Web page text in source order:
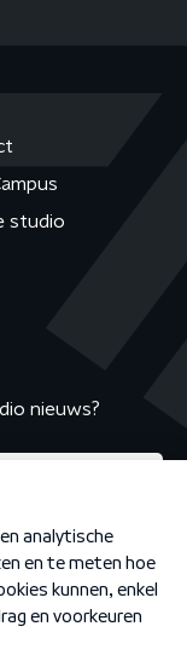
studio
nieuws?